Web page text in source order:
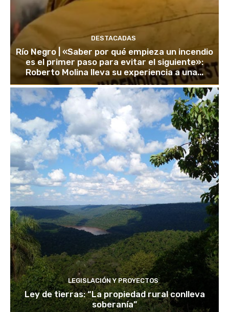
DESTACADAS
Río Negro | «Saber por qué empieza un incendio
es el primer paso para evitar el siguiente»:
Roberto Molina lleva su experiencia a una...
LEGISLACIÓN Y PROYECTOS
Ley de tierras: “La propiedad rural conlleva
soberanía”